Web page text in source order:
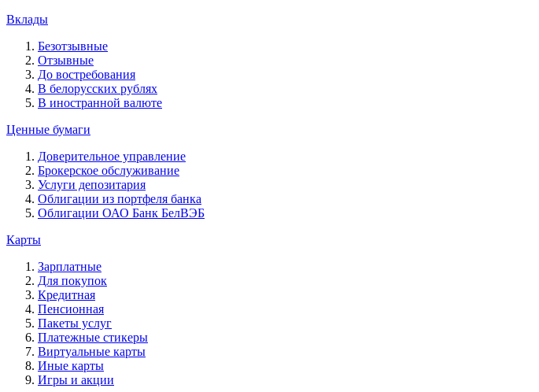
Вклады
Безотзывные
Отзывные
До востребования
В белорусских рублях
В иностранной валюте
Ценные бумаги
Доверительное управление
Брокерское обслуживание
Услуги депозитария
Облигации из портфеля банка
Облигации ОАО Банк БелВЭБ
Карты
Зарплатные
Для покупок
Кредитная
Пенсионная
Пакеты услуг
Платежные стикеры
Виртуальные карты
Иные карты
Игры и акции